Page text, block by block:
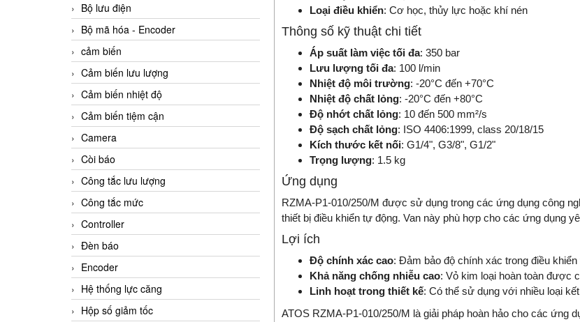
Bộ lưu điện
Bộ mã hóa - Encoder
cảm biến
Cảm biến lưu lượng
Cảm biến nhiệt độ
Cảm biến tiệm cận
Camera
Còi báo
Công tắc lưu lượng
Công tắc mức
Controller
Đèn báo
Encoder
Hệ thống lực căng
Hộp số giảm tốc
Loại điều khiển: Cơ học, thủy lực hoặc khí nén
Thông số kỹ thuật chi tiết
Áp suất làm việc tối đa: 350 bar
Lưu lượng tối đa: 100 l/min
Nhiệt độ môi trường: -20°C đến +70°C
Nhiệt độ chất lỏng: -20°C đến +80°C
Độ nhớt chất lỏng: 10 đến 500 mm²/s
Độ sạch chất lỏng: ISO 4406:1999, class 20/18/15
Kích thước kết nối: G1/4", G3/8", G1/2"
Trọng lượng: 1.5 kg
Ứng dụng
RZMA-P1-010/250/M được sử dụng trong các ứng dụng công
thiết bị điều khiển tự động. Van này phù hợp cho các ứng dụng
Lợi ích
Độ chính xác cao: Đảm bảo độ chính xác trong điều
Khả năng chống nhiễu cao: Vỏ kim loại hoàn toàn được
Linh hoạt trong thiết kế: Có thể sử dụng với nhiều loại
ATOS RZMA-P1-010/250/M là giải pháp hoàn hảo cho các ứng